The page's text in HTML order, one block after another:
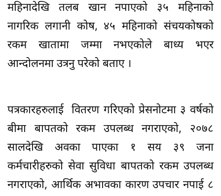
महिनादेखि तलब खान नपाएको ३५ महिनाको
नागरिक लगानी कोष, ४५ महिनाको संचयकोषको
रकम खातामा जम्मा नभएकोले बाध्य भएर
आन्दोलनमा उत्रनु परेको बताए ।
पत्रकारहरुलाई वितरण गरिएको प्रेसनोटमा ३ वर्षको
बीमा बापतको रकम उपलब्ध नगराएको, २०७८
सालदेखि अवका पाएका १ सय ३९ जना
कर्मचारीहरुको सेवा सुविधा बापतको रकम उपलब्ध
नगराएको, आर्थिक अभावका कारण उपचार नपाई ८